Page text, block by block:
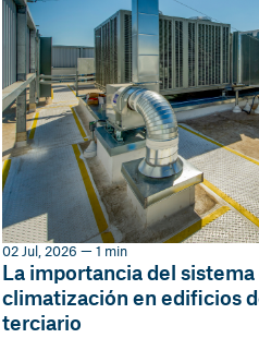
La importancia del sistema
climatización en edificios
terciario
02 Jul, 2026 — 1 min